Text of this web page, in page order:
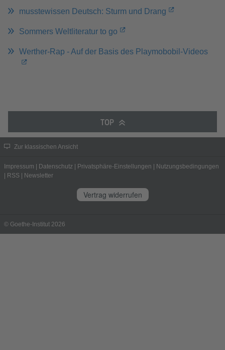
musstewissen Deutsch: Sturm und Drang
Sommers Weltliteratur to go
Werther-Rap - Auf der Basis des Playmobobil-Videos
TOP
Zur klassischen Ansicht
Impressum | Datenschutz | Privatsphäre-Einstellungen | Nutzungsbedingungen
| RSS | Newsletter
Vertrag widerrufen
© Goethe-Institut 2026